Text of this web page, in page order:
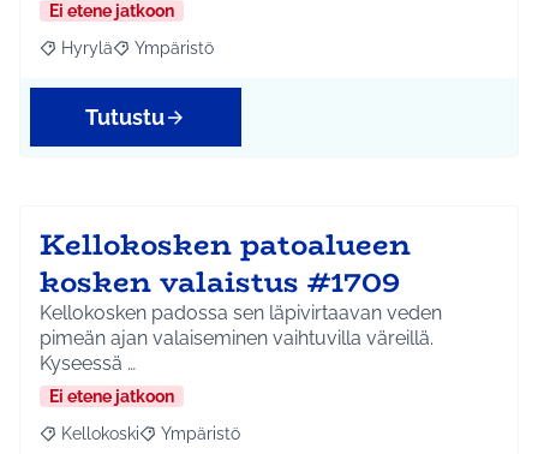
Ei etene jatkoon
Rajaa tulokset aihepiirin mukaan: Hyrylä
Hyrylä Rajaa tulokset teeman mukaan: Ympäristö
Ympäristö
Tutustu
Kellokosken patoalueen
kosken valaistus #1709
Kellokosken padossa sen läpivirtaavan veden
pimeän ajan valaiseminen vaihtuvilla väreillä.
Kyseessä …
Ei etene jatkoon
Rajaa tulokset aihepiirin mukaan: Kellokoski
Kellokoski Rajaa tulokset teeman mukaan: Ympäristö
Ympäristö